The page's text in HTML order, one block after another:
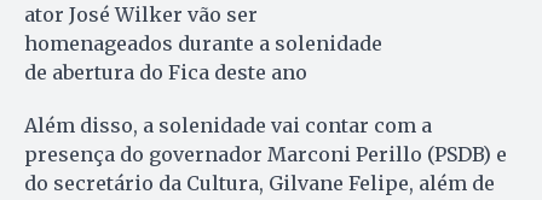
ator José Wilker vão ser
homenageados durante a solenidade
de abertura do Fica deste ano
Além disso, a solenidade vai contar com a
presença do governador Marconi Perillo (PSDB) e
do secretário da Cultura, Gilvane Felipe, além de